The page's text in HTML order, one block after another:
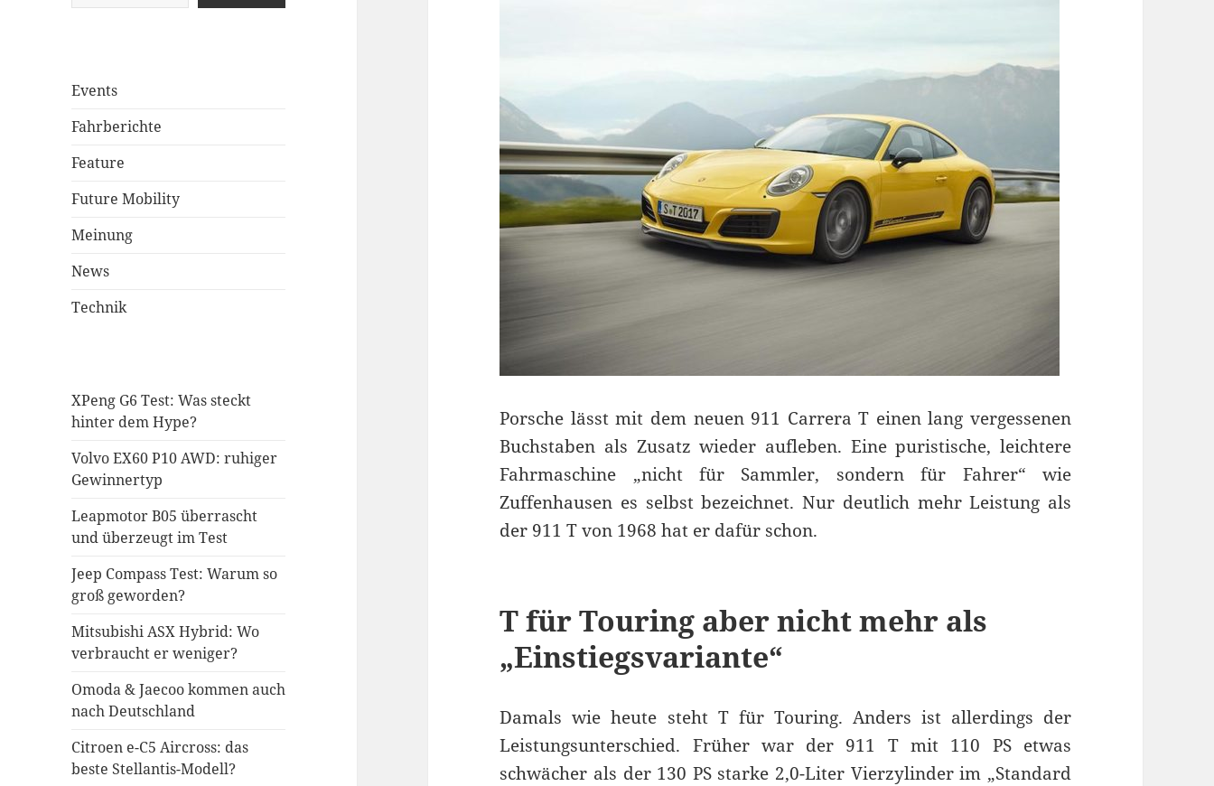
Events
Fahrberichte
Feature
Future Mobility
Meinung
News
Technik
XPeng G6 Test: Was steckt
hinter dem Hype?
Volvo EX60 P10 AWD: ruhiger
Gewinnertyp
Leapmotor B05 überrascht
und überzeugt im Test
Jeep Compass Test: Warum so
groß geworden?
Mitsubishi ASX Hybrid: Wo
verbraucht er weniger?
Omoda & Jaecoo kommen auch
nach Deutschland
Citroen e-C5 Aircross: das
beste Stellantis-Modell?
Porsche lässt mit dem neuen 911 Carrera T einen lang vergessenen
Buchstaben als Zusatz wieder aufleben. Eine puristische, leichtere
Fahrmaschine „nicht für Sammler, sondern für Fahrer“ wie
Zuffenhausen es selbst bezeichnet. Nur deutlich mehr Leistung als
der 911 T von 1968 hat er dafür schon.
T für Touring aber nicht mehr als
„Einstiegsvariante“
Damals wie heute steht T für Touring. Anders ist allerdings der
Leistungsunterschied. Früher war der 911 T mit 110 PS etwas
schwächer als der 130 PS starke 2,0-Liter Vierzylinder im „Standard